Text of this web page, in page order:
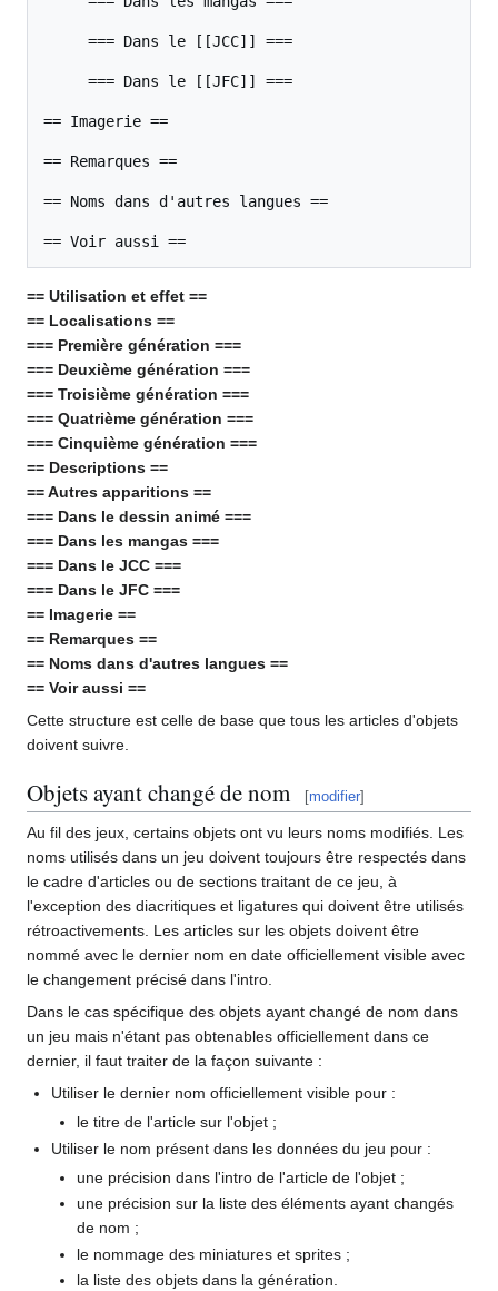
== Imagerie ==
== Remarques ==
== Noms dans d'autres langues ==
== Voir aussi ==
== Utilisation et effet ==
== Localisations ==
=== Première génération ===
=== Deuxième génération ===
=== Troisième génération ===
=== Quatrième génération ===
=== Cinquième génération ===
== Descriptions ==
== Autres apparitions ==
=== Dans le dessin animé ===
=== Dans les mangas ===
=== Dans le JCC ===
=== Dans le JFC ===
== Imagerie ==
== Remarques ==
== Noms dans d'autres langues ==
== Voir aussi ==
Cette structure est celle de base que tous les articles d'objets
doivent suivre.
Objets ayant changé de nom [modifier]
Au fil des jeux, certains objets ont vu leurs noms modifiés. Les
noms utilisés dans un jeu doivent toujours être respectés dans
le cadre d'articles ou de sections traitant de ce jeu, à
l'exception des diacritiques et ligatures qui doivent être utilisés
rétroactivements. Les articles sur les objets doivent être
nommé avec le dernier nom en date officiellement visible avec
le changement précisé dans l'intro.
Dans le cas spécifique des objets ayant changé de nom dans
un jeu mais n'étant pas obtenables officiellement dans ce
dernier, il faut traiter de la façon suivante :
Utiliser le dernier nom officiellement visible pour :
le titre de l'article sur l'objet ;
Utiliser le nom présent dans les données du jeu pour :
une précision dans l'intro de l'article de l'objet ;
une précision sur la liste des éléments ayant changés
de nom ;
le nommage des miniatures et sprites ;
la liste des objets dans la génération.